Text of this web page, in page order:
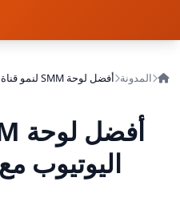
المدونة أفضل لوحة SMM لنمو قناة اليوتيوب مع نتائج فورية
اليوتيوب